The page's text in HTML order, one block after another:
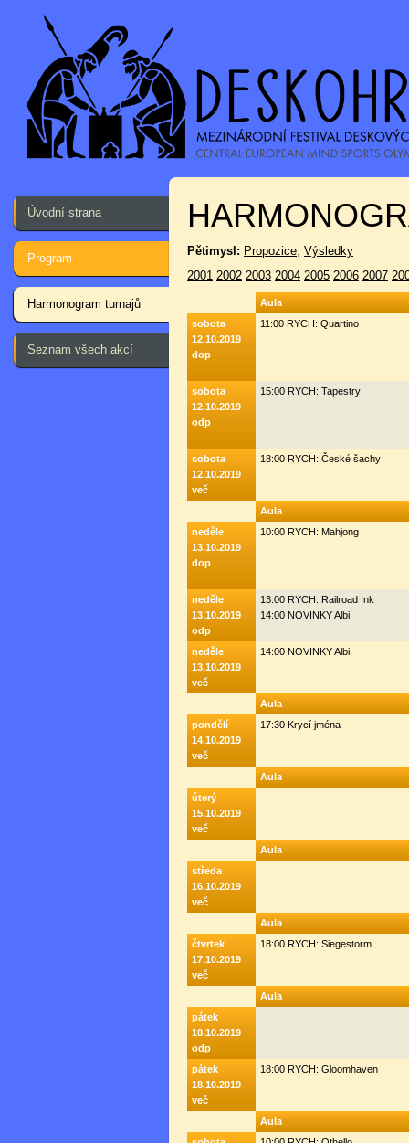
Úvodní strana
Program
Harmonogram turnajů
Seznam všech akcí
Pětimysl: Propozice, Výsledky
2001 2002 2003 2004 2005 2006 2007
Aula
sobota
12.10.2019
dop
11:00 RYCH: Quartino
sobota
12.10.2019
odp
15:00 RYCH: Tapestry
sobota
12.10.2019
več
18:00 RYCH: České šachy
Aula
neděle
13.10.2019
dop
10:00 RYCH: Mahjong
neděle
13.10.2019
odp
13:00 RYCH: Railroad Ink
14:00 NOVINKY Albi
neděle
13.10.2019
več
14:00 NOVINKY Albi
Aula
pondělí
14.10.2019
več
17:30 Krycí jména
Aula
úterý
15.10.2019
več
Aula
středa
16.10.2019
več
Aula
čtvrtek
17.10.2019
več
18:00 RYCH: Siegestorm
Aula
pátek
18.10.2019
odp
pátek
18.10.2019
več
18:00 RYCH: Gloomhaven
Aula